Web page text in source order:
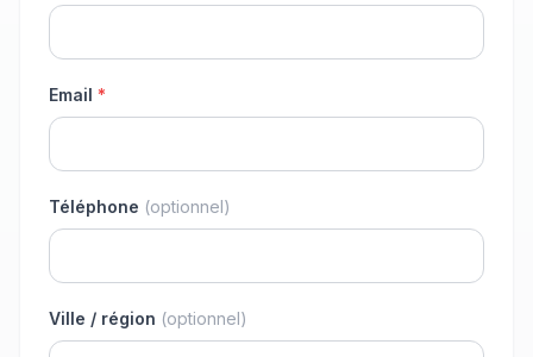
Email *
Téléphone (optionnel)
Ville / région (optionnel)